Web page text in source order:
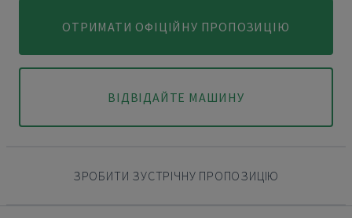
ОТРИМАТИ ОФІЦІЙНУ ПРОПОЗИЦІЮ
ВІДВІДАЙТЕ МАШИНУ
ЗРОБИТИ ЗУСТРІЧНУ ПРОПОЗИЦІЮ